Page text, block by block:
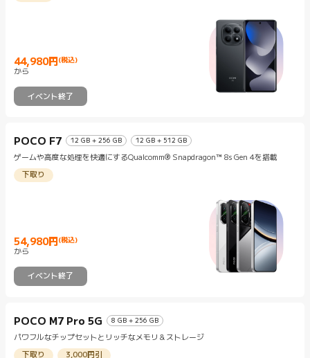
44,980円 (税込)
Current Price 円44980
から
イベント終了
POCO F7 12 GB + 256 GB 12 GB + 512 GB
ゲームや高度な処理を快適にするQualcomm® Snapdragon™ 8s Gen 4を搭載
下取り
54,980円 (税込)
Current Price 円54980
から
イベント終了
POCO M7 Pro 5G 8 GB + 256 GB
パワフルなチップセットとリッチなメモリ＆ストレージ
下取り 3,000円引